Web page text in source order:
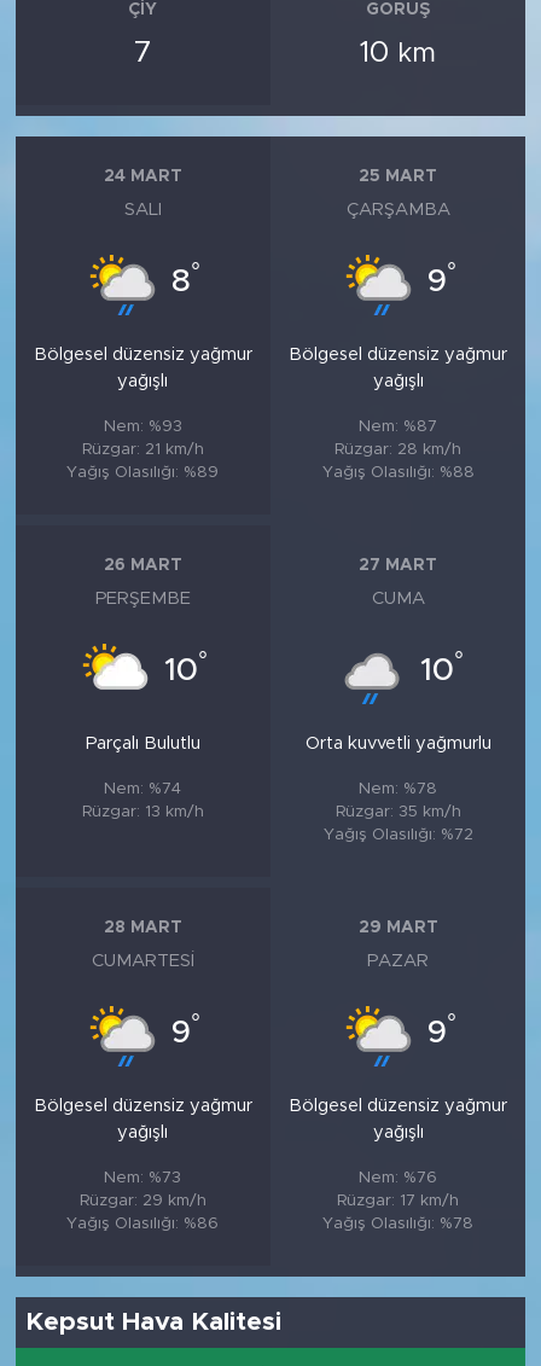
ÇIY
7
GÖRÜŞ
10 km
24 MART
SALI
8°
Bölgesel düzensiz yağmur
yağışlı
Nem: %93
Rüzgar: 21 km/h
Yağış Olasılığı: %89
25 MART
ÇARŞAMBA
9°
Bölgesel düzensiz yağmur
yağışlı
Nem: %87
Rüzgar: 28 km/h
Yağış Olasılığı: %88
26 MART
PERŞEMBE
10°
Parçalı Bulutlu
Nem: %74
Rüzgar: 13 km/h
27 MART
CUMA
10°
Orta kuvvetli yağmurlu
Nem: %78
Rüzgar: 35 km/h
Yağış Olasılığı: %72
28 MART
CUMARTESI
9°
Bölgesel düzensiz yağmur
yağışlı
Nem: %73
Rüzgar: 29 km/h
Yağış Olasılığı: %86
29 MART
PAZAR
9°
Bölgesel düzensiz yağmur
yağışlı
Nem: %76
Rüzgar: 17 km/h
Yağış Olasılığı: %78
Kepsut Hava Kalitesi